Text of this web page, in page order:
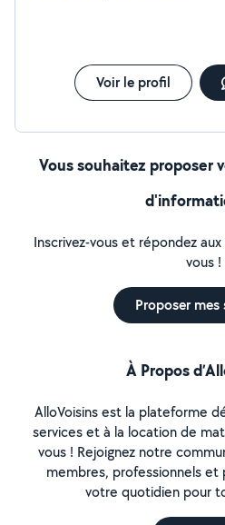
satisfaction est ma priorité.
Voir le profil
Vous souhaitez proposer
Inscrivez-vous et répondez
vous !
Proposer mes
À Propos
AlloVoisins est la plateforme
services et à la location de
vous ! Rejoignez notre
membres, professionnels
votre quotidien pour